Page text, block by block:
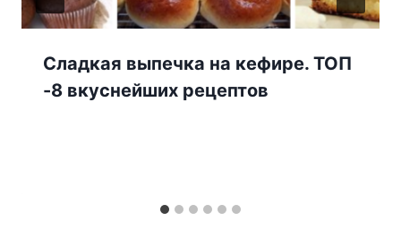
Сладкая выпечка на кефире. ТОП
-8 вкуснейших рецептов